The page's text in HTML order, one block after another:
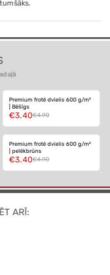
-30%
Premium frotē dvielis 600 g/m²
| Bēšīgs
€3.40€4.90
-30%
Premium frotē dvielis 600 g/m²
| pelēkbrūns
€3.40€4.90
ARĪ: